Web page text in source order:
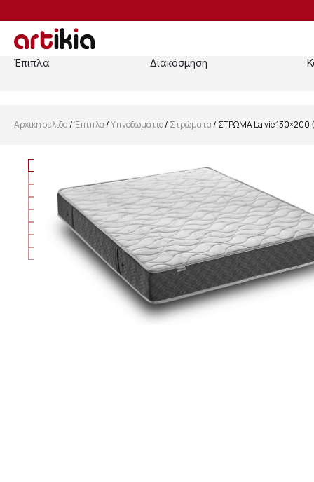
Έπιπλα Διακόσμηση
Αρχική σελίδα/Έπιπλα/Υπνοδωμάτιο/ Στρώματα/ ΣΤΡΩΜΑ La vie 130×200